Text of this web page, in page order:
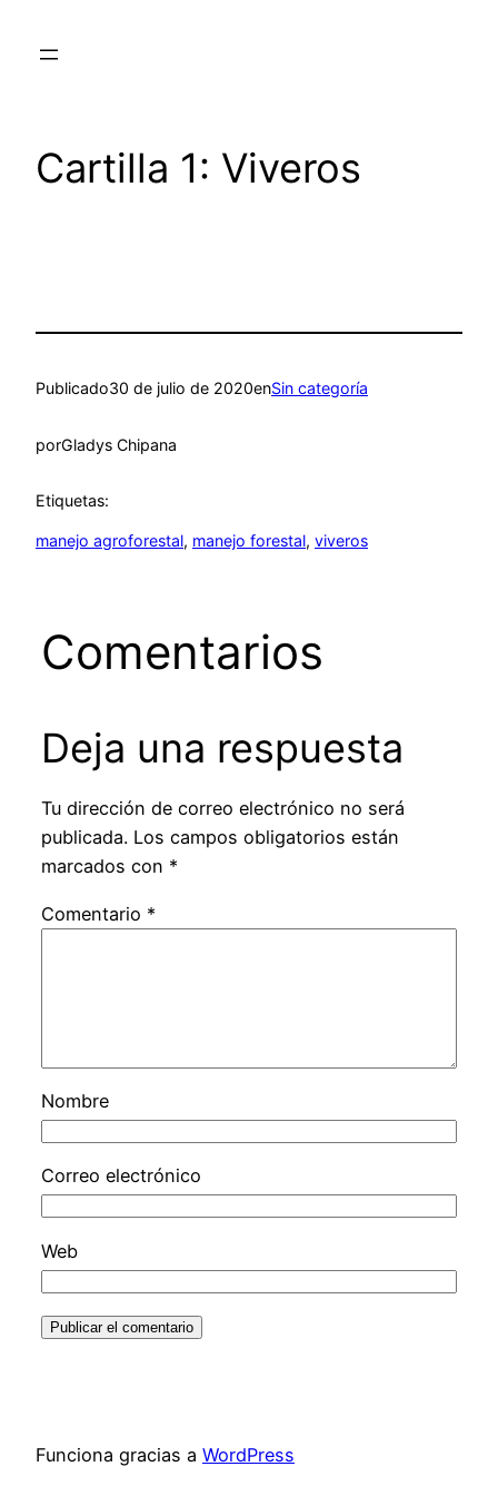
Cartilla 1: Viveros
Publicado30 de julio de 2020enSin categoría
porGladys Chipana
Etiquetas:
manejo agroforestal, manejo forestal, viveros
Comentarios
Deja una respuesta
Tu dirección de correo electrónico no será
publicada. Los campos obligatorios están
marcados con *
Comentario *
Nombre
Correo electrónico
Web
Funciona gracias a WordPress